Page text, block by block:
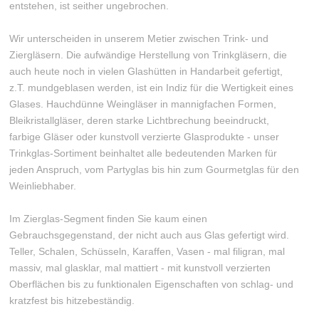
entstehen, ist seither ungebrochen.
Wir unterscheiden in unserem Metier zwischen Trink- und
Ziergläsern. Die aufwändige Herstellung von Trinkgläsern, die
auch heute noch in vielen Glashütten in Handarbeit gefertigt,
z.T. mundgeblasen werden, ist ein Indiz für die Wertigkeit eines
Glases. Hauchdünne Weingläser in mannigfachen Formen,
Bleikristallgläser, deren starke Lichtbrechung beeindruckt,
farbige Gläser oder kunstvoll verzierte Glasprodukte - unser
Trinkglas-Sortiment beinhaltet alle bedeutenden Marken für
jeden Anspruch, vom Partyglas bis hin zum Gourmetglas für den
Weinliebhaber.
Im Zierglas-Segment finden Sie kaum einen
Gebrauchsgegenstand, der nicht auch aus Glas gefertigt wird.
Teller, Schalen, Schüsseln, Karaffen, Vasen - mal filigran, mal
massiv, mal glasklar, mal mattiert - mit kunstvoll verzierten
Oberflächen bis zu funktionalen Eigenschaften von schlag- und
kratzfest bis hitzebeständig.